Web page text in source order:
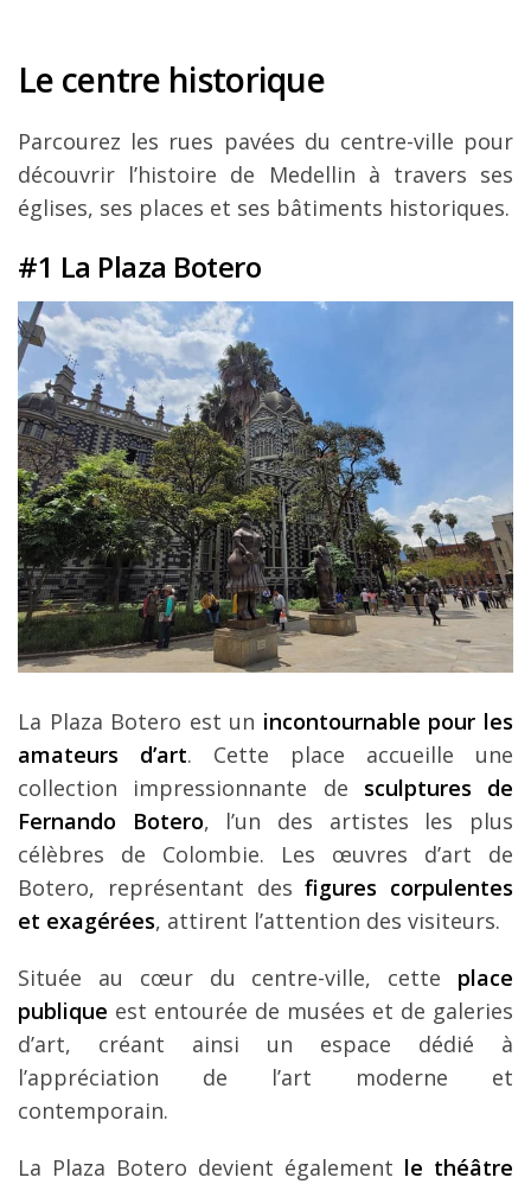
Le centre historique
Parcourez les rues pavées du centre-ville pour
découvrir l’histoire de Medellin à travers ses
églises, ses places et ses bâtiments historiques.
#1 La Plaza Botero
La Plaza Botero est un incontournable pour les
amateurs d’art. Cette place accueille une
collection impressionnante de sculptures de
Fernando Botero, l’un des artistes les plus
célèbres de Colombie. Les œuvres d’art de
Botero, représentant desfigures corpulentes
et exagérées, attirent l’attention des visiteurs.
Située au cœur du centre-ville, cette place
publique est entourée de musées et de galeries
d’art, créant ainsi un espace dédié à
l’appréciation de l’art moderne et
contemporain.
La Plaza Botero devient également le théâtre